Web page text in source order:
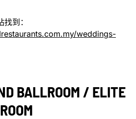
到：
weddings-
BALLROOM / ELITE